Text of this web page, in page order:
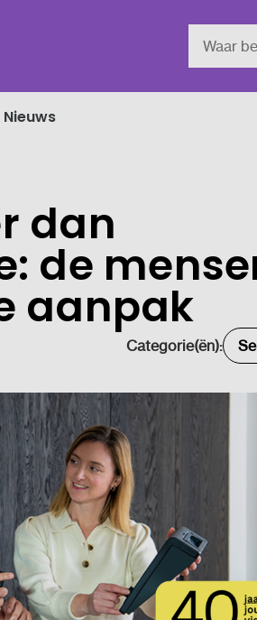
Nieuws
dan
de
aanpak
Categorie(ën):